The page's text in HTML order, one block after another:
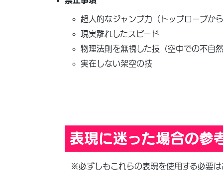
超人的なジャンプ力（トップロープか
現実離れしたスピード
物理法則を無視した技（空中での不自
実在しない架空の技
表現に迷った場合の参
※必ずしもこれらの表現を使用する必要は